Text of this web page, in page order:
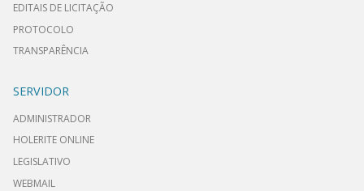
EDITAIS DE LICITAÇÃO
PROTOCOLO
TRANSPARÊNCIA
SERVIDOR
ADMINISTRADOR
HOLERITE ONLINE
LEGISLATIVO
WEBMAIL